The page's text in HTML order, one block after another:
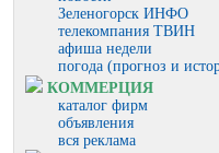
Зеленогорск ИНФО
телекомпания ТВИН
афиша недели
погода (прогноз и
КОММЕРЦИЯ
каталог фирм
объявления
вся реклама